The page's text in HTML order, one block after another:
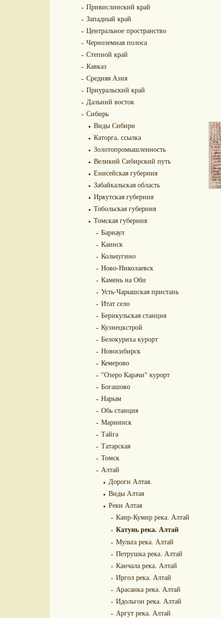
Привислинский край
Западный край
Центральное пространство
Черноземная полоса
Степной край
Кавказ
Средняя Азия
Приуральский край
Дальний восток
Сибирь
Виды Сибири
Каторга, ссылка
Золотопромышленность
Великий Сибирский путь
Енисейская губерния
Забайкальская область
Иркутская губерния
Тобольская губерния
Томская губерния
Барнаул
Каинск
Кольчугино
Ново-Николаевск
Камень на Оби
Усть-Чарышская пристань
Итат село
Берикульская станция
Кузнецкстрой
Белокуриха курорт
Новосибирск
Кемерово
"Озеро Карачи" курорт
Богашово
Нарым
Обь станция
Мариинск
Тайга
Татарская
Томск
Алтай
Дороги Алтая.
Виды Алтая
Реки Алтая
Каир-Кумир река. Алтай
Катунь река. Алтай
Мульта река. Алтай
Петрушка река. Алтай
Канчала река. Алтай
Иргол река. Алтай
Арасанка река. Алтай
Идольгон река. Алтай
Аргут река. Алтай